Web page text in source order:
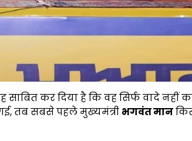
कर दिया है कि वह सिर्फ वादे नहीं
तब सबसे पहले मुख्यमंत्री भगवंत मान